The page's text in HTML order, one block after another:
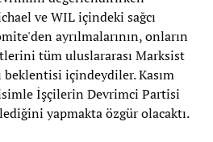
ve WIL içindeki sağcı
ayrılmalarının, onların
tüm uluslararası Marksist
içindeydiler. Kasım
isimle İşçilerin Devrimci Partisi
yapmakta özgür olacaktı.